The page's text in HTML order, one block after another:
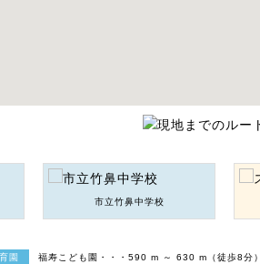
市立竹鼻中学校
園
福寿こども園・・・590 m ～ 630 m（徒歩8分）